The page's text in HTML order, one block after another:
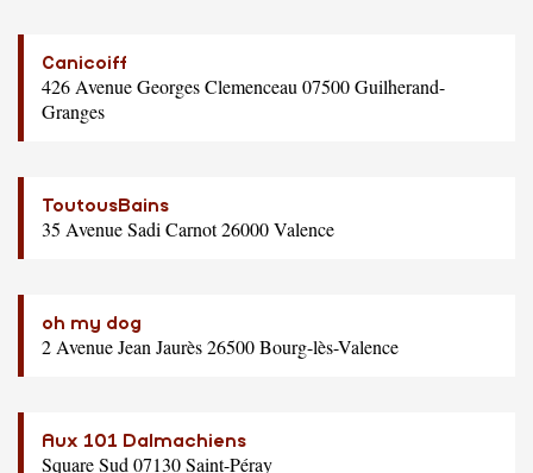
Canicoiff
426 Avenue Georges Clemenceau 07500 Guilherand-
Granges
ToutousBains
35 Avenue Sadi Carnot 26000 Valence
oh my dog
2 Avenue Jean Jaurès 26500 Bourg-lès-Valence
Aux 101 Dalmachiens
Square Sud 07130 Saint-Péray